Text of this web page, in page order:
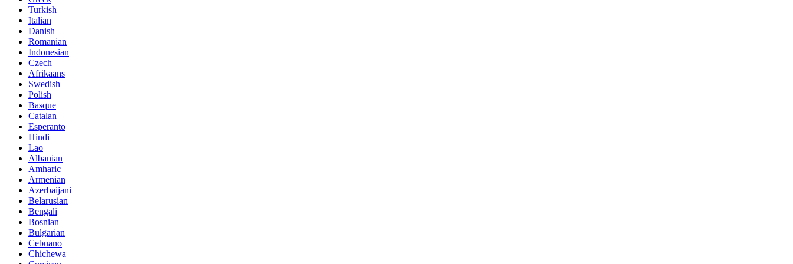
Turkish
Italian
Danish
Romanian
Indonesian
Czech
Afrikaans
Swedish
Polish
Basque
Catalan
Esperanto
Hindi
Lao
Albanian
Amharic
Armenian
Azerbaijani
Belarusian
Bengali
Bosnian
Bulgarian
Cebuano
Chichewa